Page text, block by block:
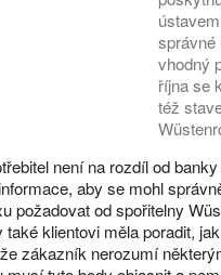
správné
vhodný
října se
též
není na rozdíl od
aby se mohl
požadovat od spořitelny
klientovi měla poradit,
zákazník nerozumí